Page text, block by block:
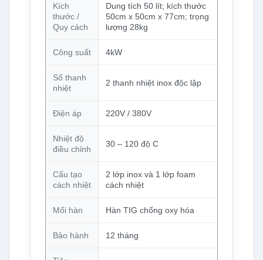
Kích
thước /
Quy cách
Dung tích 50 lít; kích thước
50cm x 50cm x 77cm; trọng
lượng 28kg
Công suất 4kW
Số thanh
nhiệt
2 thanh nhiệt inox độc lập
Điện áp 220V / 380V
Nhiệt độ
điều chỉnh
30 – 120 độ C
Cấu tạo
cách nhiệt
2 lớp inox và 1 lớp foam
cách nhiệt
Mối hàn Hàn TIG chống oxy hóa
Bảo hành 12 tháng